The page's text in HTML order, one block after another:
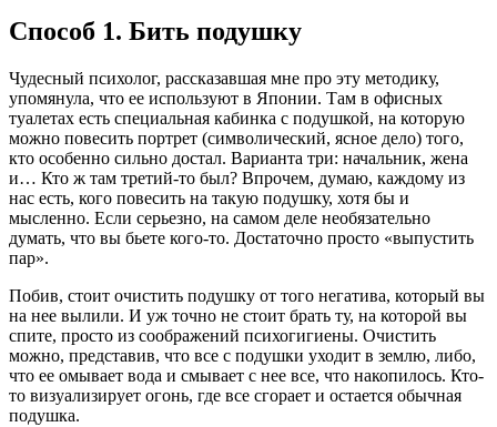
Способ 1. Бить подушку
Чудесный психолог, рассказавшая мне про эту методику,
упомянула, что ее используют в Японии. Там в офисных
туалетах есть специальная кабинка с подушкой, на которую
можно повесить портрет (символический, ясное дело) того,
кто особенно сильно достал. Варианта три: начальник, жена
и… Кто ж там третий-то был? Впрочем, думаю, каждому из
нас есть, кого повесить на такую подушку, хотя бы и
мысленно. Если серьезно, на самом деле необязательно
думать, что вы бьете кого-то. Достаточно просто «выпустить
пар».
Побив, стоит очистить подушку от того негатива, который вы
на нее вылили. И уж точно не стоит брать ту, на которой вы
спите, просто из соображений психогигиены. Очистить
можно, представив, что все с подушки уходит в землю, либо,
что ее омывает вода и смывает с нее все, что накопилось. Кто-
то визуализирует огонь, где все сгорает и остается обычная
подушка.